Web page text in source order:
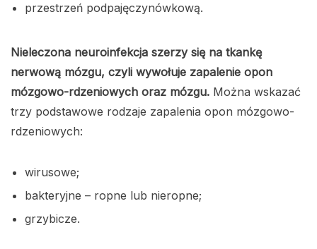
przestrzeń podpajęczynówkową.
Nieleczona neuroinfekcja szerzy się na tkankę
nerwową mózgu, czyli wywołuje zapalenie opon
mózgowo-rdzeniowych oraz mózgu. Można wskazać
trzy podstawowe rodzaje zapalenia opon mózgowo-
rdzeniowych:
wirusowe;
bakteryjne – ropne lub nieropne;
grzybicze.